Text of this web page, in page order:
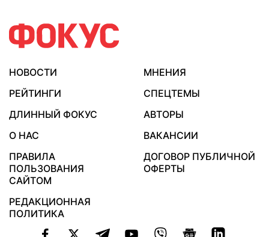
НОВОСТИ
МНЕНИЯ
РЕЙТИНГИ
СПЕЦТЕМЫ
ДЛИННЫЙ ФОКУС
АВТОРЫ
О НАС
ВАКАНСИИ
ПРАВИЛА
ПОЛЬЗОВАНИЯ
САЙТОМ
ДОГОВОР ПУБЛИЧНОЙ
ОФЕРТЫ
РЕДАКЦИОННАЯ
ПОЛИТИКА